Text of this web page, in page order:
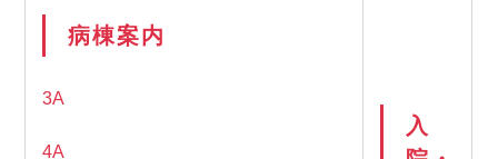
病棟案内
3A
4A
入